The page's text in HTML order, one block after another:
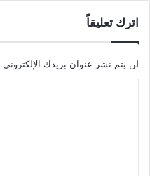
اترك تعليقاً
لن يتم نشر عنوان بريدك الإلكتروني.